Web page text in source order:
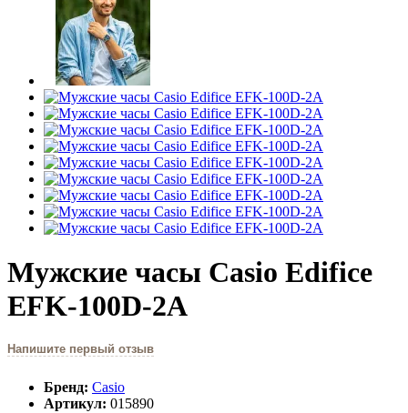
Мужские часы Casio Edifice
EFK-100D-2A
Напишите первый отзыв
Бренд: Casio
Артикул: 015890